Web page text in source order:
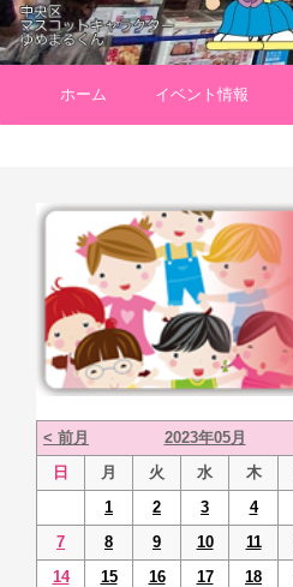
ホーム イベント情報
< 前月 2023年05月
日
月 火 水 木
1
2 3 4
7
8 9 10 11
14
15 16 17 18